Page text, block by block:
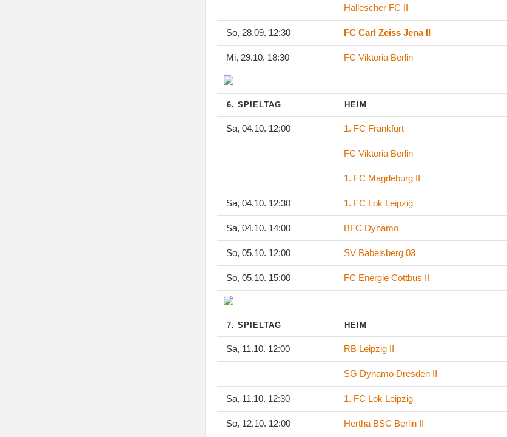
Hallescher FC II
So, 28.09. 12:30 FC Carl Zeiss Jena II
Mi, 29.10. 18:30 FC Viktoria Berlin
6. SPIELTAG HEIM
Sa, 04.10. 12:00 1. FC Frankfurt
FC Viktoria Berlin
1. FC Magdeburg II
Sa, 04.10. 12:30 1. FC Lok Leipzig
Sa, 04.10. 14:00 BFC Dynamo
So, 05.10. 12:00 SV Babelsberg 03
So, 05.10. 15:00 FC Energie Cottbus II
7. SPIELTAG HEIM
Sa, 11.10. 12:00 RB Leipzig II
SG Dynamo Dresden II
Sa, 11.10. 12:30 1. FC Lok Leipzig
So, 12.10. 12:00 Hertha BSC Berlin II